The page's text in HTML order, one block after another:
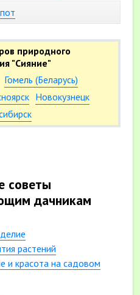
природного
"Сияние"
Гомель (Беларусь)
Новокузнецк
советы
дачникам
растений
и красота на садовом